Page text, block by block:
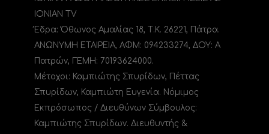
IONIAN TV
Έδρα: Όθωνος Αμαλίας 18, Τ.Κ. 26221, Πάτρα.
ΑΝΩΝΥΜΗ ΕΤΑΙΡΕΙΑ, ΑΦΜ: 094233274, ΔΟΥ: A
Πατρών, ΓΕΜΗ: 70193624000.
Μέτοχοι: Καμπιώτης Σπυρίδων, Πέττας
Σπυρίδων, Καμπιώτη Ευγενία. Νόμιμος
Εκπρόσωπος / Διευθύνων Σύμβουλος:
Καμπιώτης Σπυρίδων. Διευθυντής &